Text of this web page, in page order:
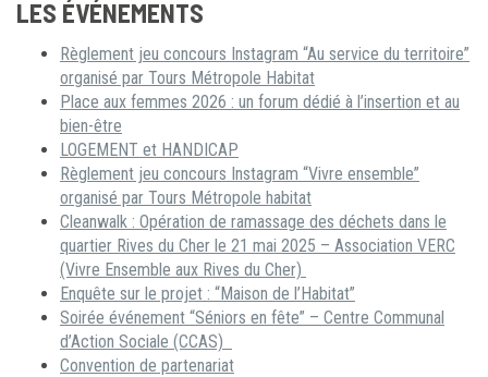
LES ÉVÉNEMENTS
Règlement jeu concours Instagram “Au service du territoire”
organisé par Tours Métropole Habitat
Place aux femmes 2026 : un forum dédié à l’insertion et au
bien-être
LOGEMENT et HANDICAP
Règlement jeu concours Instagram “Vivre ensemble”
organisé par Tours Métropole habitat
Cleanwalk : Opération de ramassage des déchets dans le
quartier Rives du Cher le 21 mai 2025 – Association VERC
(Vivre Ensemble aux Rives du Cher)
Enquête sur le projet : “Maison de l’Habitat”
Soirée événement “Séniors en fête” – Centre Communal
d’Action Sociale (CCAS)
Convention de partenariat